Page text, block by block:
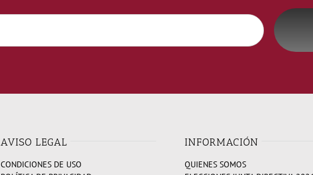
AVISO LEGAL
CONDICIONES DE USO
INFORMACIÓN
QUIENES SOMOS